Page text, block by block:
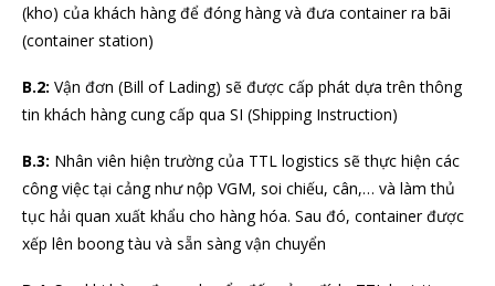
(kho) của khách hàng để đóng hàng và đưa container ra bãi
(container station)
B.2: Vận đơn (Bill of Lading) sẽ được cấp phát dựa trên thông
tin khách hàng cung cấp qua SI (Shipping Instruction)
B.3: Nhân viên hiện trường của TTL logistics sẽ thực hiện các
công việc tại cảng như nộp VGM, soi chiếu, cân,… và làm thủ
tục hải quan xuất khẩu cho hàng hóa. Sau đó, container được
xếp lên boong tàu và sẵn sàng vận chuyển